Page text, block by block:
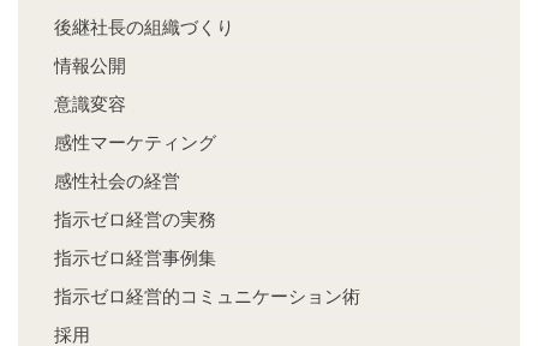
後継社長の組織づくり
情報公開
意識変容
感性マーケティング
感性社会の経営
指示ゼロ経営の実務
指示ゼロ経営事例集
指示ゼロ経営的コミュニケーション術
採用